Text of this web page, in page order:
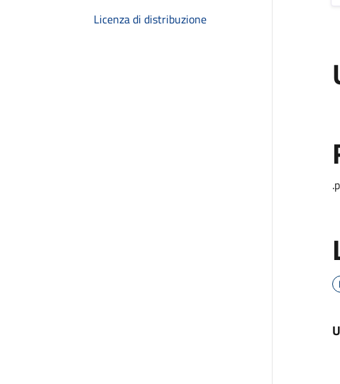
Licenza di distribuzione